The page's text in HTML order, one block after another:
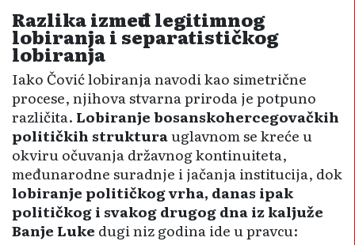
Razlika između legitimnog
lobiranja i separatističkog
lobiranja
Iako Čović lobiranja navodi kao simetrične
procese, njihova stvarna priroda je potpuno
različita. Lobiranje bosanskohercegovačkih
političkih strukturauglavnom se kreće u
okviru očuvanja državnog kontinuiteta,
međunarodne suradnje i jačanja institucija, dok
lobiranje političkog vrha, danas ipak
političkog i svakog drugog dna iz kaljuže
Banje Luke dugi niz godina ide u pravcu: